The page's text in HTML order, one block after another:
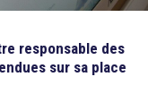
responsable des
sur sa place